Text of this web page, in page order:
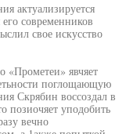
актуализируется
современников
свое искусство
«Прометеи» явчяет
поглощающую
Скрябин воссоздал в
позиочяет уподобить
вечно